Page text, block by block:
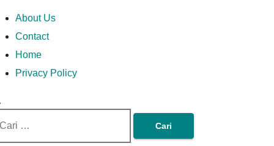
Money In Every
Way
In Every Way
About Us
Contact
Home
Privacy Policy